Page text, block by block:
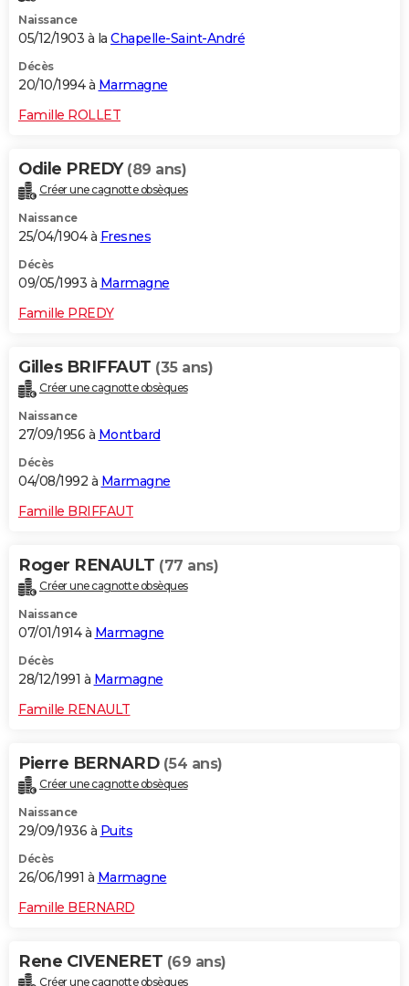
Naissance
05/12/1903 à la Chapelle-Saint-André
Décès
20/10/1994 à Marmagne
Famille ROLLET
Odile PREDY (89 ans)
Créer une cagnotte obsèques
Naissance
25/04/1904 à Fresnes
Décès
09/05/1993 à Marmagne
Famille PREDY
Gilles BRIFFAUT (35 ans)
Créer une cagnotte obsèques
Naissance
27/09/1956 à Montbard
Décès
04/08/1992 à Marmagne
Famille BRIFFAUT
Roger RENAULT (77 ans)
Créer une cagnotte obsèques
Naissance
07/01/1914 à Marmagne
Décès
28/12/1991 à Marmagne
Famille RENAULT
Pierre BERNARD (54 ans)
Créer une cagnotte obsèques
Naissance
29/09/1936 à Puits
Décès
26/06/1991 à Marmagne
Famille BERNARD
Rene CIVENERET (69 ans)
Créer une cagnotte obsèques